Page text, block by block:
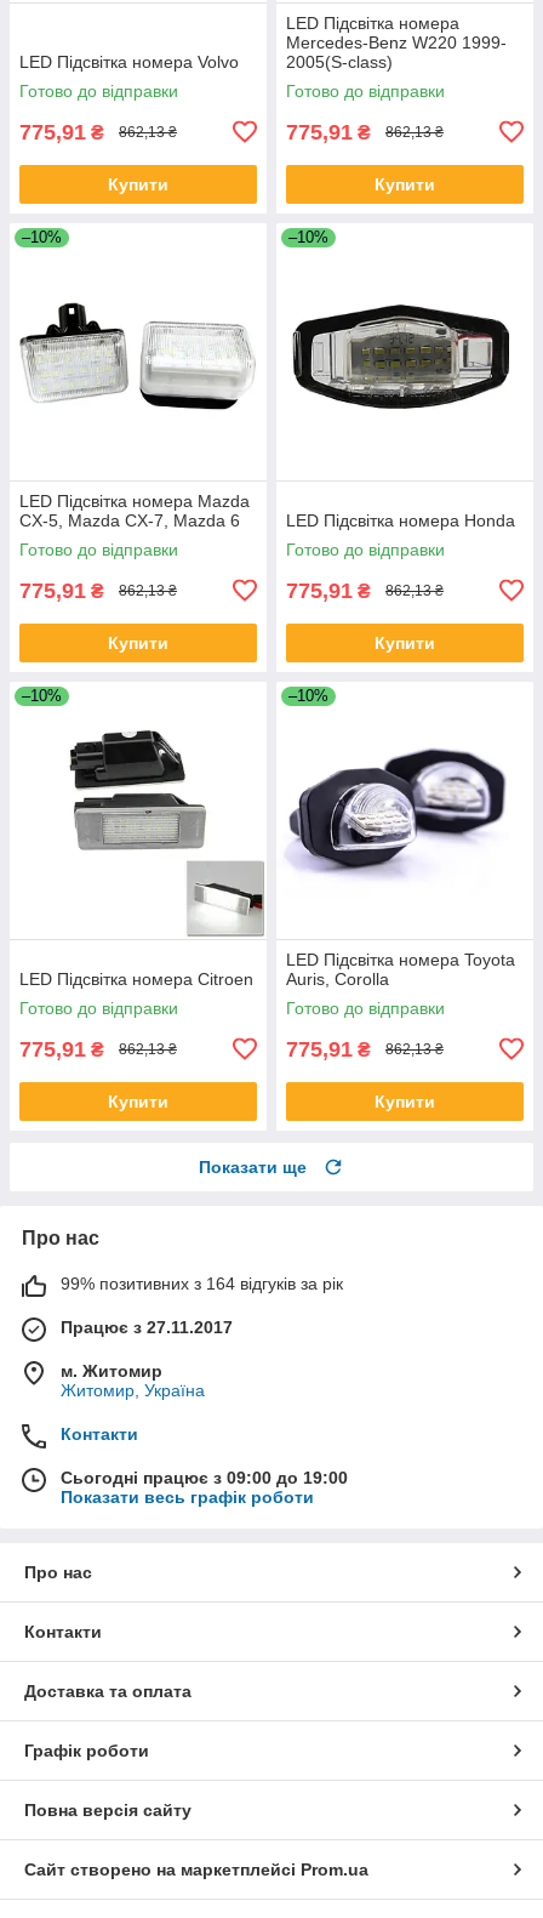
LED Підсвітка номера Volvo
Готово до відправки
775,91 ₴ 862,13 ₴
Купити
LED Підсвітка номера
Mercedes-Benz W220 1999-
2005(S-class)
Готово до відправки
775,91 ₴ 862,13 ₴
Купити
–10%
LED Підсвітка номера Mazda
CX-5, Mazda CX-7, Mazda 6
Готово до відправки
775,91 ₴ 862,13 ₴
Купити
–10%
LED Підсвітка номера Honda
Готово до відправки
775,91 ₴ 862,13 ₴
Купити
–10%
LED Підсвітка номера Citroen
Готово до відправки
775,91 ₴ 862,13 ₴
Купити
–10%
LED Підсвітка номера Toyota
Auris, Corolla
Готово до відправки
775,91 ₴ 862,13 ₴
Купити
Показати ще
Про нас
99% позитивних з 164 відгуків за рік
Працює з 27.11.2017
м. Житомир
Житомир, Україна
Контакти
Сьогодні працює з 09:00 до 19:00
Показати весь графік роботи
Про нас
Контакти
Доставка та оплата
Графік роботи
Повна версія сайту
Сайт створено на маркетплейсі Prom.ua